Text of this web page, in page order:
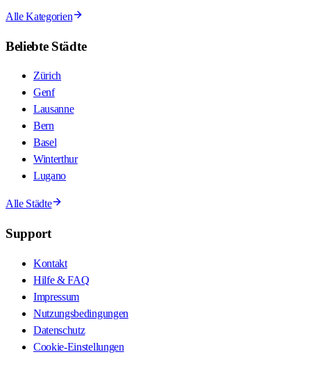
Alle Kategorien
Beliebte Städte
Zürich
Genf
Lausanne
Bern
Basel
Winterthur
Lugano
Alle Städte
Support
Kontakt
Hilfe & FAQ
Impressum
Nutzungsbedingungen
Datenschutz
Cookie-Einstellungen